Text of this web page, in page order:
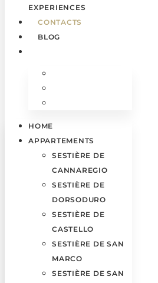
EXPERIENCES
CONTACTS
BLOG
HOME
APPARTEMENTS
SESTIÈRE DE
CANNAREGIO
SESTIÈRE DE
DORSODURO
SESTIÈRE DE
CASTELLO
SESTIÈRE DE SAN
MARCO
SESTIÈRE DE SAN